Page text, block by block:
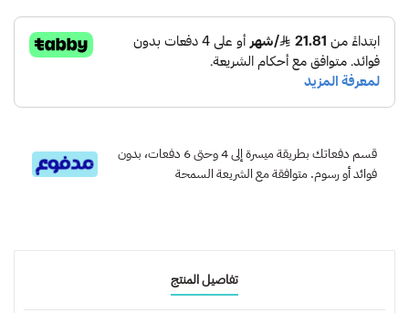
قسم دفعاتك بطريقة ميسرة إلى 4 وحتى 6 دفعات، بدون
فوائد أو رسوم. متوافقة مع الشريعة السمحة
تفاصيل المنتج